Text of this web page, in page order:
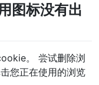
图标没有出
。 尝试删除浏
您正在使用的浏览